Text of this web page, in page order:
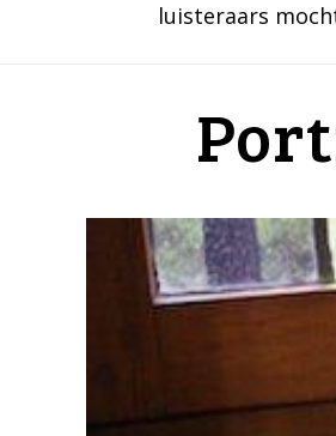
luisteraars